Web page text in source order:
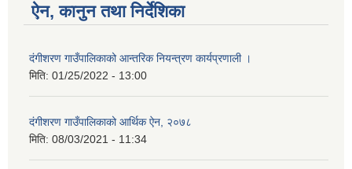
ऐन, कानुन तथा निर्देशिका
दंगीशरण गाउँपालिकाको आन्तरिक नियन्त्रण कार्यप्रणाली ।
मिति: 01/25/2022 - 13:00
दंगीशरण गाउँपालिकाको आर्थिक ऐन, २०७८
मिति: 08/03/2021 - 11:34